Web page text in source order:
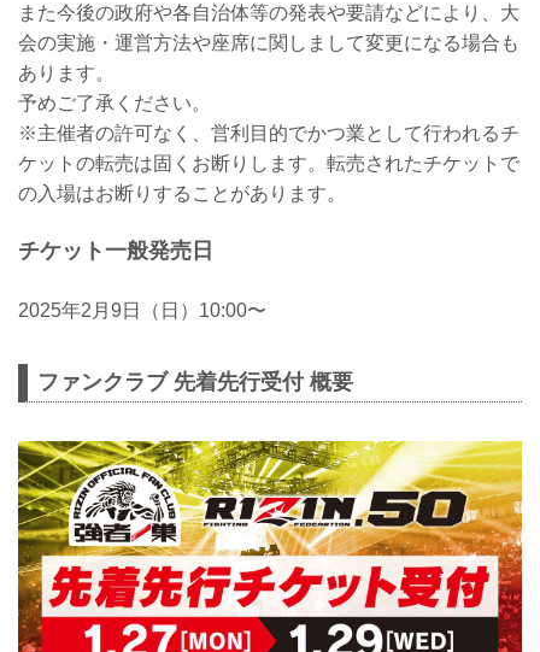
また今後の政府や各自治体等の発表や要請などにより、大
会の実施・運営方法や座席に関しまして変更になる場合も
あります。
予めご了承ください。
※主催者の許可なく、営利目的でかつ業として行われるチ
ケットの転売は固くお断りします。転売されたチケットで
の入場はお断りすることがあります。
チケット一般発売日
2025年2月9日（日）10:00〜
ファンクラブ 先着先行受付 概要